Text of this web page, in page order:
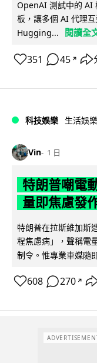
OpenAI 測試中的 AI
板，讓多個 AI 代理
Hugging...
閱讀全
351 45 ↗
科技娛樂 生活娛樂
Vin 1 日
特朗普嘲電
量即焦慮發
特朗普在拉斯維加斯
程焦慮病」，聲稱電
制令。惟專業車媒隨
608 270 ↗